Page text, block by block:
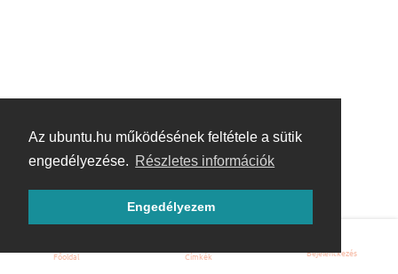
Az ubuntu.hu működésének feltétele a sütik
engedélyezése. Részletes információk
Engedélyezem
Főoldal Címkék Bejelentkezés